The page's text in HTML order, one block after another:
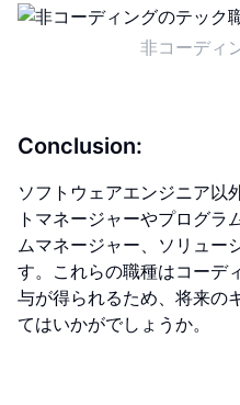
非コーディ
Conclusion:
ソフトウェアエンジニア以
トマネージャーやプログラ
ムマネージャー、ソリュー
す。これらの職種はコーデ
与が得られるため、将来の
てはいかがでしょうか。